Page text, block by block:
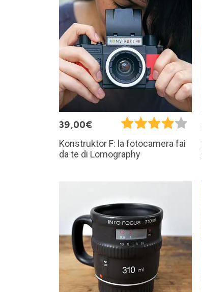
39,00€
Konstruktor F: la fotocamera fai
da te di Lomography